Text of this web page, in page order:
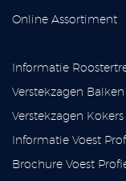
Online Assortiment
Informatie
Verstekzagen Balken
Verstekzagen Kokers
Informatie Voest
Brochure Voest